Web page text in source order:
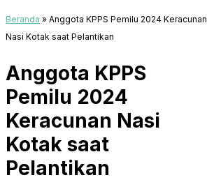
Beranda » Anggota KPPS Pemilu 2024 Keracunan
Nasi Kotak saat Pelantikan
Anggota KPPS
Pemilu 2024
Keracunan Nasi
Kotak saat
Pelantikan